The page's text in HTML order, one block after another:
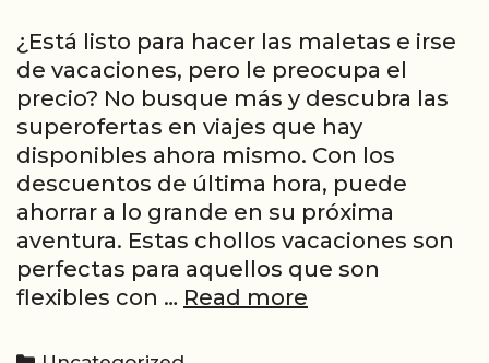
¿Está listo para hacer las maletas e irse
de vacaciones, pero le preocupa el
precio? No busque más y descubra las
superofertas en viajes que hay
disponibles ahora mismo. Con los
descuentos de última hora, puede
ahorrar a lo grande en su próxima
aventura. Estas chollos vacaciones son
perfectas para aquellos que son
flexibles con … Read more